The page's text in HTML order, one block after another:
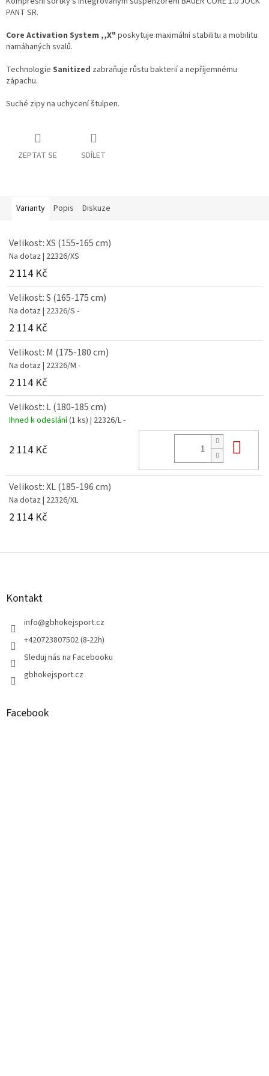
PANT SR.
Core Activation System ,,X" poskytuje maximální stabilitu a mobilitu
namáhaných svalů.
Technologie Sanitized zabraňuje růstu bakterií a nepříjemnému
zápachu.
Suché zipy na uchycení štulpen.
ZEPTAT SE SDÍLET
Varianty Popis Diskuze
Velikost: XS (155-165 cm)
Na dotaz | 22326/XS
2 114 Kč
Velikost: S (165-175 cm)
Na dotaz | 22326/S -
2 114 Kč
Velikost: M (175-180 cm)
Na dotaz | 22326/M -
2 114 Kč
Velikost: L (180-185 cm)
Ihned k odeslání(1 ks) | 22326/L -
2 114 Kč
Velikost: XL (185-196 cm)
Na dotaz | 22326/XL
2 114 Kč
Z
Kontakt
info@gbhokejsport.cz
+420723807502 (8-22h)
Sleduj nás na Facebooku
gbhokejsport.cz
Facebook